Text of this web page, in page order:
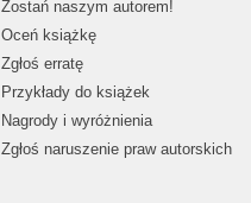
Zostań naszym autorem!
Oceń książkę
Zgłoś erratę
Przykłady do książek
Nagrody i wyróżnienia
Zgłoś naruszenie praw autorskich